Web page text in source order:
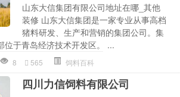
山东大信集团有限公司地址在哪_其他
装修 山东大信集团是一家专业从事高档
猪料研发、生产和营销的集团公司。集
位于青岛经济技术开发区。 ...
8 565 饲料百科
四川力信饲料有限公司